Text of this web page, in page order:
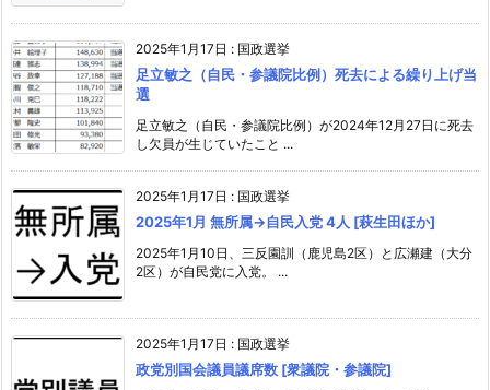
2025年1月17日 : 国政選挙
足立敏之（自民・参議院比例）死去による繰り上げ当
選
足立敏之（自民・参議院比例）が2024年12月27日に死去
し欠員が生じていたこと ...
2025年1月17日 : 国政選挙
2025年1月 無所属→自民入党 4人 [萩生田ほか]
2025年1月10日、三反園訓（鹿児島2区）と広瀬建（大分
2区）が自民党に入党。 ...
2025年1月17日 : 国政選挙
政党別国会議員議席数 [衆議院・参議院]